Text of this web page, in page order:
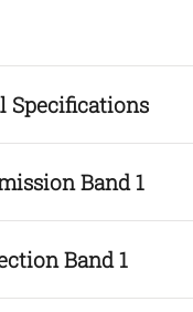
Specifications
Band 1
Band 1